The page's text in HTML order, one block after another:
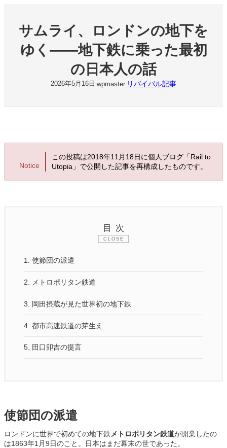
サムライ、ロンドンの地下を
ゆく――地下鉄に乗った最初
の日本人の話
2026年5月16日 wpmaster リバイバル記事
Notice
この投稿は2018年11月18日に個人ブログ「Rail to
Utopia」で公開した記事を再構成したものです。
目次
CLOSE
1. 使節団の派遣
2. メトロポリタン鉄道
3. 岡田摂蔵が見た世界初の地下鉄
4. 都市高速鉄道の芽生え
5. 田口卯吉の提言
使節団の派遣
ロンドンに世界で初めての地下鉄 メトロポリタン鉄道が開業したの
は1863年1月9日のこと。日本はまだ幕末の世であった。